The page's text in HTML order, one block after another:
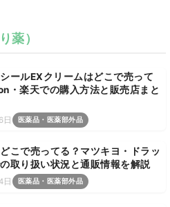
薬）
ールEXクリームはどこで売って
・楽天での購入方法と販売店まと
医薬品・医薬部外品
こで売ってる？マツキヨ・ドラッ
取り扱い状況と通販情報を解説
医薬品・医薬部外品